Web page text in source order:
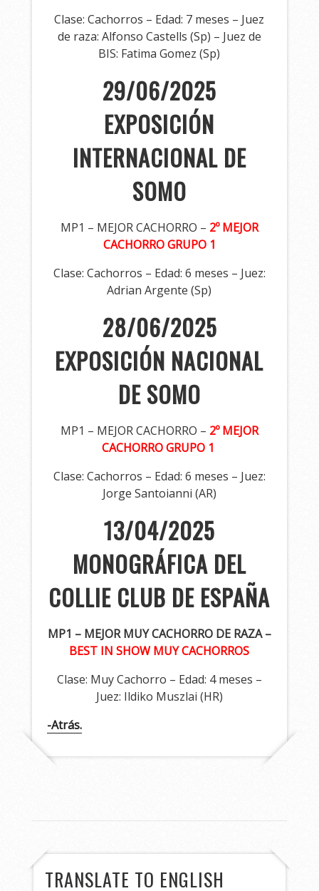
Clase: Cachorros – Edad: 7 meses – Juez
de raza: Alfonso Castells (Sp) – Juez de
BIS: Fatima Gomez (Sp)
29/06/2025
EXPOSICIÓN
INTERNACIONAL DE
SOMO
MP1 – MEJOR CACHORRO – 2º MEJOR
CACHORRO GRUPO 1
Clase: Cachorros – Edad: 6 meses – Juez:
Adrian Argente (Sp)
28/06/2025
EXPOSICIÓN NACIONAL
DE SOMO
MP1 – MEJOR CACHORRO – 2º MEJOR
CACHORRO GRUPO 1
Clase: Cachorros – Edad: 6 meses – Juez:
Jorge Santoianni (AR)
13/04/2025
MONOGRÁFICA DEL
COLLIE CLUB DE ESPAÑA
MP1 – MEJOR MUY CACHORRO DE RAZA –
BEST IN SHOW MUY CACHORROS
Clase: Muy Cachorro – Edad: 4 meses –
Juez: Ildiko Muszlai (HR)
-Atrás.
TRANSLATE TO ENGLISH